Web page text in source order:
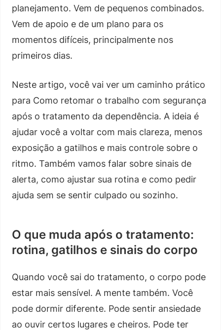
planejamento. Vem de pequenos combinados.
Vem de apoio e de um plano para os
momentos difíceis, principalmente nos
primeiros dias.
Neste artigo, você vai ver um caminho prático
para Como retomar o trabalho com segurança
após o tratamento da dependência. A ideia é
ajudar você a voltar com mais clareza, menos
exposição a gatilhos e mais controle sobre o
ritmo. Também vamos falar sobre sinais de
alerta, como ajustar sua rotina e como pedir
ajuda sem se sentir culpado ou sozinho.
O que muda após o tratamento:
rotina, gatilhos e sinais do corpo
Quando você sai do tratamento, o corpo pode
estar mais sensível. A mente também. Você
pode dormir diferente. Pode sentir ansiedade
ao ouvir certos lugares e cheiros. Pode ter